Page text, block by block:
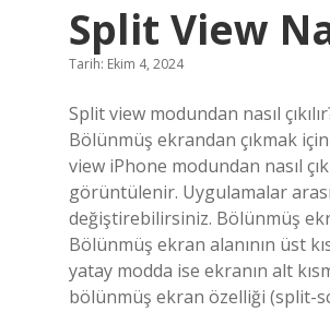
Split View
Tarih: Ekim 4, 2024
Split view modundan nasıl
Bölünmüş ekrandan çıkmak
view iPhone modundan nasıl
görüntülenir. Uygulamalar
değiştirebilirsiniz. Bölünmüş
Bölünmüş ekran alanının üst
yatay modda ise ekranın alt
bölünmüş ekran özelliği (split-